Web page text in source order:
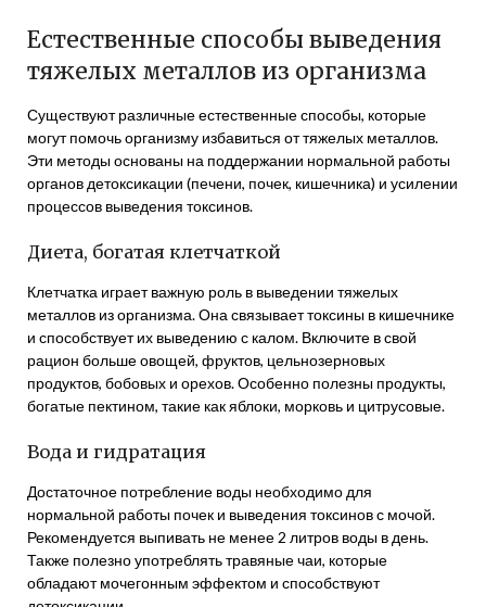
Естественные способы выведения
тяжелых металлов из организма
Существуют различные естественные способы, которые
могут помочь организму избавиться от тяжелых металлов.
Эти методы основаны на поддержании нормальной работы
органов детоксикации (печени, почек, кишечника) и усилении
процессов выведения токсинов.
Диета, богатая клетчаткой
Клетчатка играет важную роль в выведении тяжелых
металлов из организма. Она связывает токсины в кишечнике
и способствует их выведению с калом. Включите в свой
рацион больше овощей, фруктов, цельнозерновых
продуктов, бобовых и орехов. Особенно полезны продукты,
богатые пектином, такие как яблоки, морковь и цитрусовые.
Вода и гидратация
Достаточное потребление воды необходимо для
нормальной работы почек и выведения токсинов с мочой.
Рекомендуется выпивать не менее 2 литров воды в день.
Также полезно употреблять травяные чаи, которые
обладают мочегонным эффектом и способствуют